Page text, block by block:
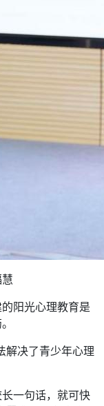
阳光心理教育是
解决了青少年心理
一句话，就可快